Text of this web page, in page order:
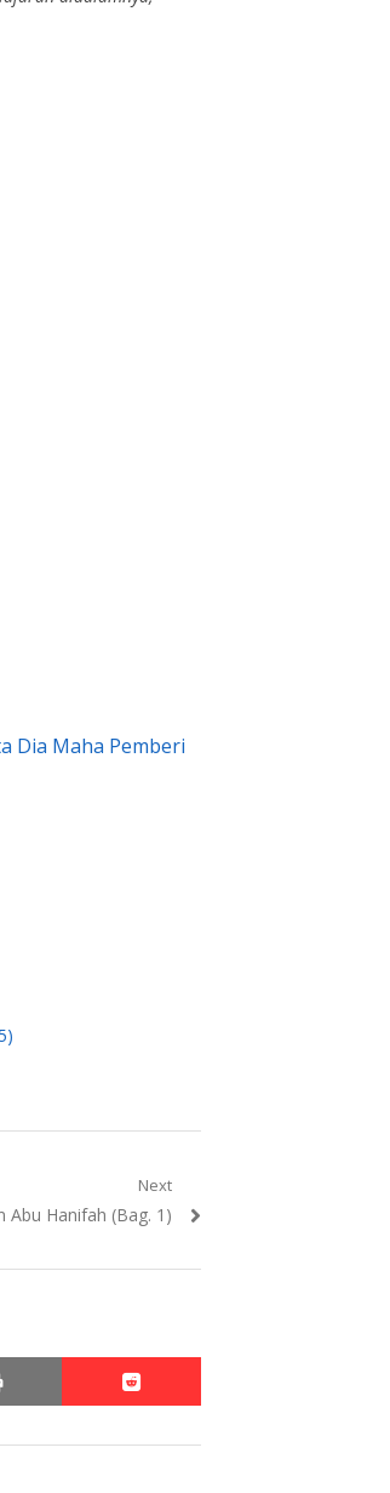
Dia Maha Pemberi
Next
Abu Hanifah (Bag. 1)
print reddit
reddit